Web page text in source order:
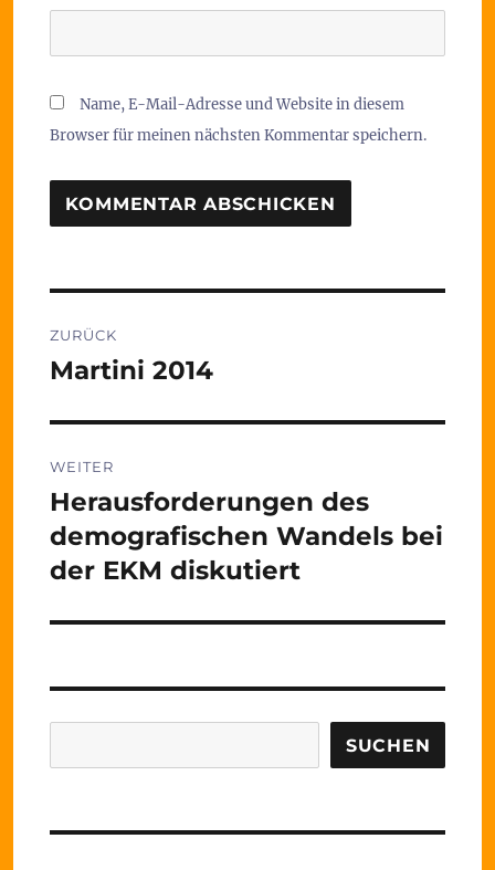
Name, E-Mail-Adresse und Website in diesem
Browser für meinen nächsten Kommentar speichern.
ZURÜCK
Vorheriger
Martini 2014
WEITER
Nächster
Beitrag:
Herausforderungen des
demografischen Wandels bei
der EKM diskutiert
SUCHEN